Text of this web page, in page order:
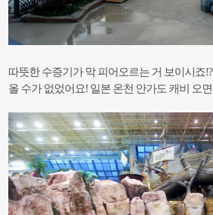
따뜻한 수증기가 막 피어오르는 거 보이시죠!?
올 수가 없었어요! 일본 온천 안가도 캐비 오